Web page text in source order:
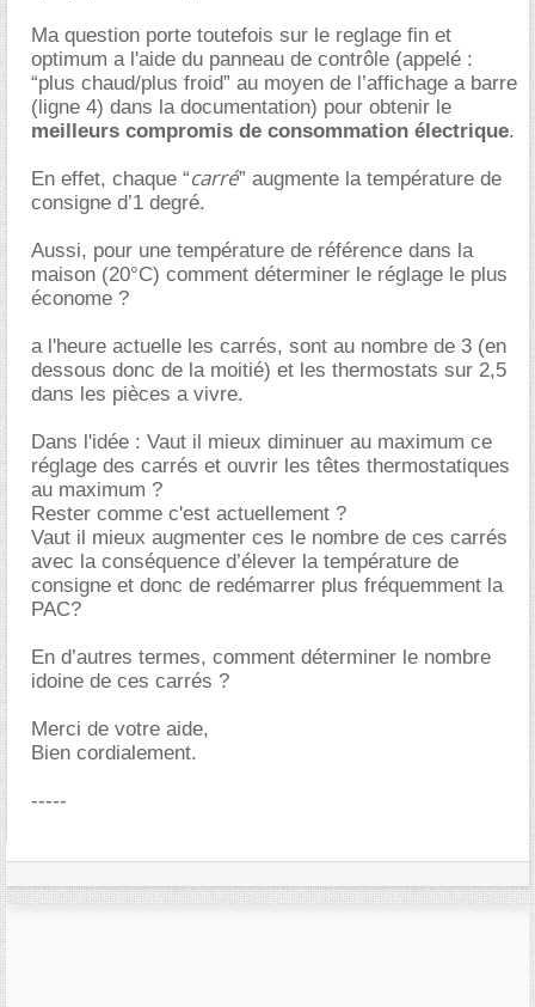
Ma question porte toutefois sur le reglage fin et
optimum a l'aide du panneau de contrôle (appelé :
“plus chaud/plus froid” au moyen de l’affichage a barre
(ligne 4) dans la documentation) pour obtenir le
meilleurs compromis de consommation électrique.
En effet, chaque “carré” augmente la température de
consigne d’1 degré.
Aussi, pour une température de référence dans la
maison (20°C) comment déterminer le réglage le plus
économe ?
a l'heure actuelle les carrés, sont au nombre de 3 (en
dessous donc de la moitié) et les thermostats sur 2,5
dans les pièces a vivre.
Dans l'idée : Vaut il mieux diminuer au maximum ce
réglage des carrés et ouvrir les têtes thermostatiques
au maximum ?
Rester comme c'est actuellement ?
Vaut il mieux augmenter ces le nombre de ces carrés
avec la conséquence d’élever la température de
consigne et donc de redémarrer plus fréquemment la
PAC?
En d’autres termes, comment déterminer le nombre
idoine de ces carrés ?
Merci de votre aide,
Bien cordialement.
-----